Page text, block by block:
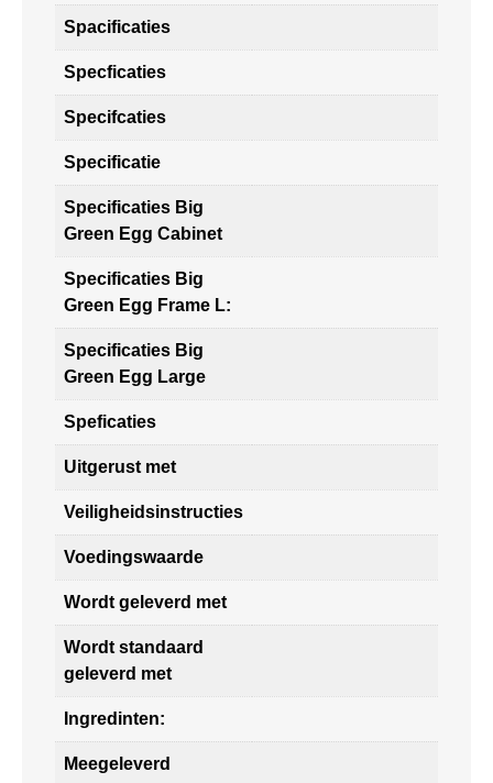
Spacificaties
Specficaties
Specifcaties
Specificatie
Specificaties Big
Green Egg Cabinet
Specificaties Big
Green Egg Frame L:
Specificaties Big
Green Egg Large
Speficaties
Uitgerust met
Veiligheidsinstructies
Voedingswaarde
Wordt geleverd met
Wordt standaard
geleverd met
Ingredinten:
Meegeleverd